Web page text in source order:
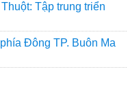
Tập trung triển
Đông TP. Buôn Ma